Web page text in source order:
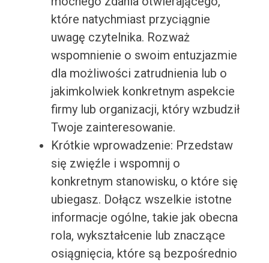
które natychmiast przyciągnie
uwagę czytelnika. Rozważ
wspomnienie o swoim entuzjazmie
dla możliwości zatrudnienia lub o
jakimkolwiek konkretnym aspekcie
firmy lub organizacji, który wzbudził
Twoje zainteresowanie.
Krótkie wprowadzenie: Przedstaw
się zwięźle i wspomnij o
konkretnym stanowisku, o które się
ubiegasz. Dołącz wszelkie istotne
informacje ogólne, takie jak obecna
rola, wykształcenie lub znaczące
osiągnięcia, które są bezpośrednio